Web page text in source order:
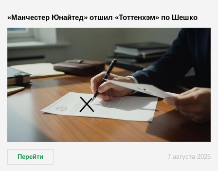
«Манчестер Юнайтед» отшил «Тоттенхэм» по Шешко
Перейти 7 августа 2026